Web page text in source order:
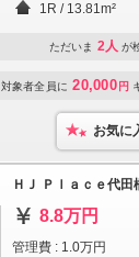
1R / 13.81m²
ただいま 2人 が
対象者全員に 20,000 円
お気に
ＨＪ Ｐｌａｃｅ代田
8.8万円
管理費 : 1.0万円